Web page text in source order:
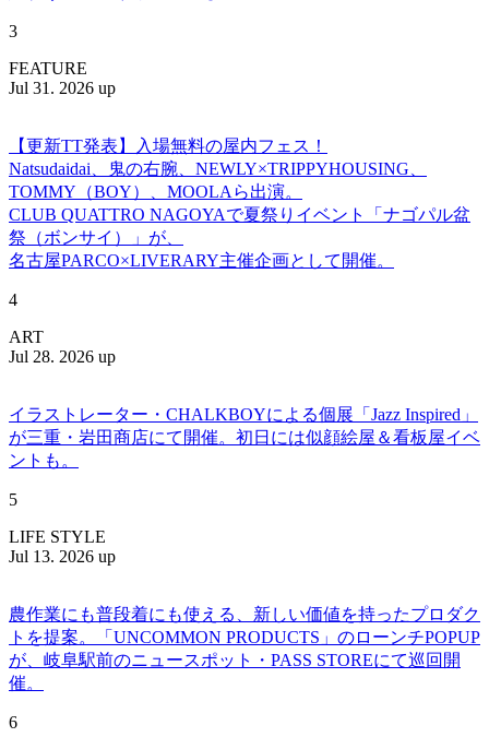
3
FEATURE
Jul 31. 2026 up
【更新TT発表】入場無料の屋内フェス！
Natsudaidai、鬼の右腕、NEWLY×TRIPPYHOUSING、
TOMMY（BOY）、MOOLAら出演。
CLUB QUATTRO NAGOYAで夏祭りイベント「ナゴパル盆
祭（ボンサイ）」が、
名古屋PARCO×LIVERARY主催企画として開催。
4
ART
Jul 28. 2026 up
イラストレーター・CHALKBOYによる個展「Jazz Inspired」
が三重・岩田商店にて開催。初日には似顔絵屋＆看板屋イベ
ントも。
5
LIFE STYLE
Jul 13. 2026 up
農作業にも普段着にも使える、新しい価値を持ったプロダク
トを提案。「UNCOMMON PRODUCTS」のローンチPOPUP
が、岐阜駅前のニュースポット・PASS STOREにて巡回開
催。
6